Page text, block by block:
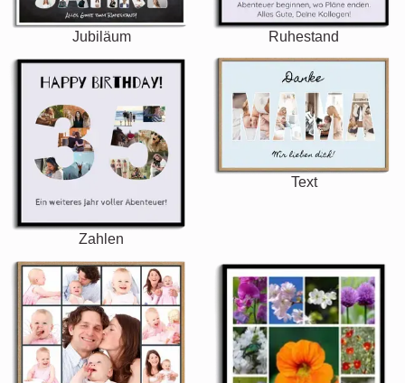
Jubiläum Ruhestand
Zahlen
Text